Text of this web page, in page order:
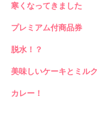
寒くなってきました
プレミアム付商品券
脱水！？
美味しいケーキとミル
カレー！